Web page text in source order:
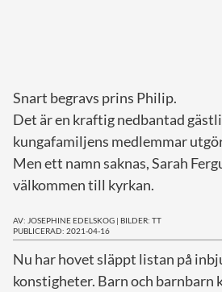
Snart begravs prins Philip.
Det är en kraftig nedbantad
kungafamiljens medlemmar
Men ett namn saknas, Sarah
välkommen till kyrkan.
AV: JOSEPHINE EDELSKOG | BILDER: TT
PUBLICERAD: 2021-04-16
Nu har hovet släppt listan på
konstigheter. Barn och barnbarn